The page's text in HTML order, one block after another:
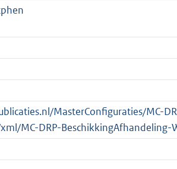
MasterConfiguraties/MC-
MC-DRP-BeschikkingAfhandeling-